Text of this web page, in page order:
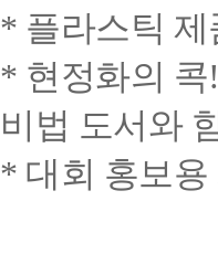
* 플라스틱
* 현정화의
비법 도서와
* 대회 홍보